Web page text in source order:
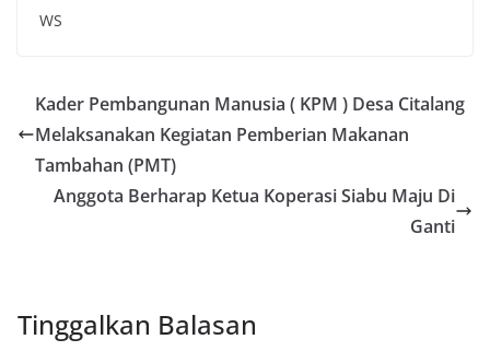
WS
Kader Pembangunan Manusia ( KPM ) Desa Citalang
Melaksanakan Kegiatan Pemberian Makanan
Tambahan (PMT)
Anggota Berharap Ketua Koperasi Siabu Maju Di
Ganti
Tinggalkan Balasan